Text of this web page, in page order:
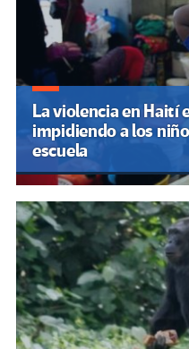
La violencia en Haití
impidiendo a los
escuela